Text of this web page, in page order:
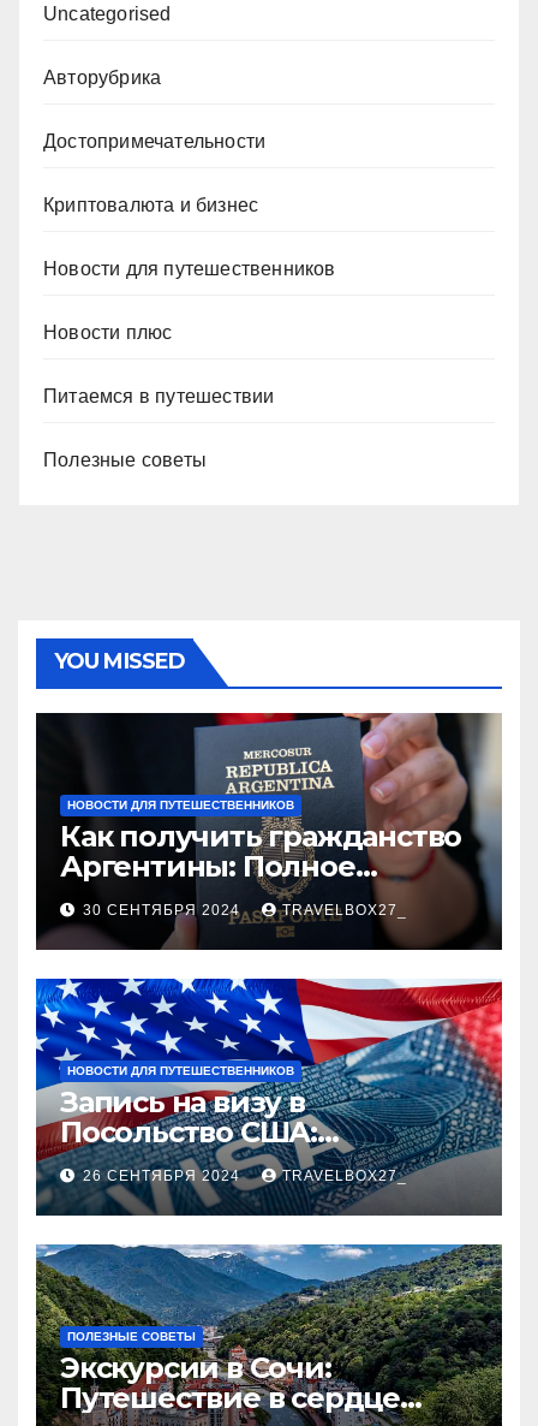
Uncategorised
Авторубрика
Достопримечательности
Криптовалюта и бизнес
Новости для путешественников
Новости плюс
Питаемся в путешествии
Полезные советы
YOU MISSED
НОВОСТИ ДЛЯ ПУТЕШЕСТВЕННИКОВ
Как получить гражданство
Аргентины: Полное
руководство
30 СЕНТЯБРЯ 2024 TRAVELBOX27_
НОВОСТИ ДЛЯ ПУТЕШЕСТВЕННИКОВ
Запись на визу в
Посольство США:
Пошаговое руководство
26 СЕНТЯБРЯ 2024 TRAVELBOX27_
ПОЛЕЗНЫЕ СОВЕТЫ
Экскурсии в Сочи:
Путешествие в сердце